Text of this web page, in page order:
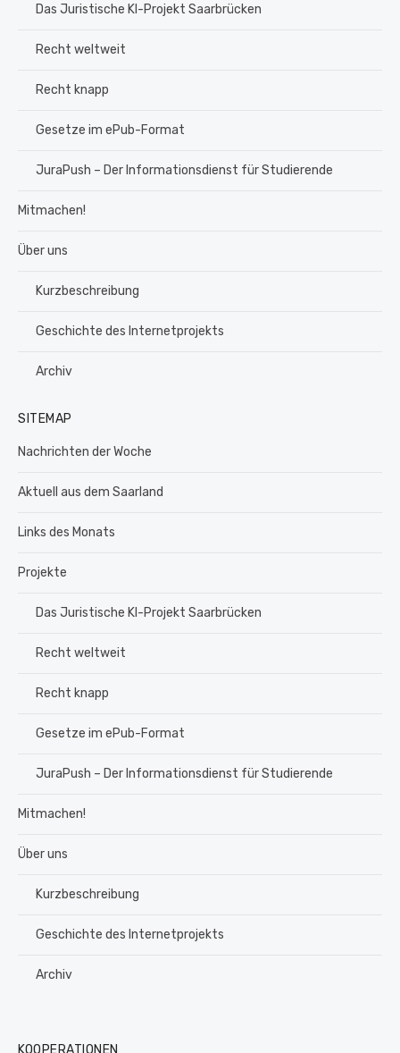
Das Juristische KI-Projekt Saarbrücken
Recht weltweit
Recht knapp
Gesetze im ePub-Format
JuraPush – Der Informationsdienst für Studierende
Mitmachen!
Über uns
Kurzbeschreibung
Geschichte des Internetprojekts
Archiv
SITEMAP
Nachrichten der Woche
Aktuell aus dem Saarland
Links des Monats
Projekte
Das Juristische KI-Projekt Saarbrücken
Recht weltweit
Recht knapp
Gesetze im ePub-Format
JuraPush – Der Informationsdienst für Studierende
Mitmachen!
Über uns
Kurzbeschreibung
Geschichte des Internetprojekts
Archiv
KOOPERATIONEN